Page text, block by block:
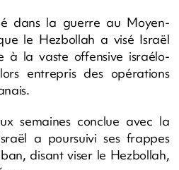
dans la guerre au Moyen-
le Hezbollah a visé Israël
à la vaste offensive israélo-
entrepris des opérations
semaines conclue avec la
a poursuivi ses frappes
disant viser le Hezbollah,